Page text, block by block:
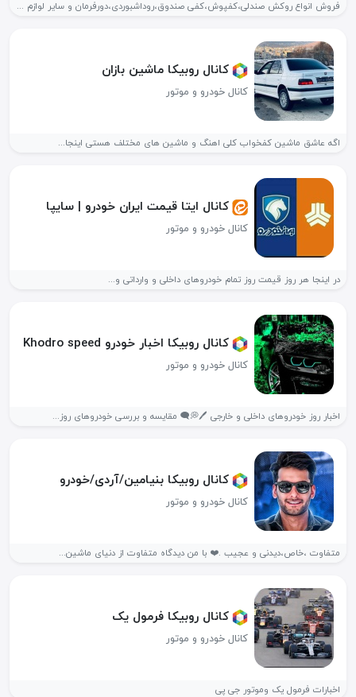
فروش انواع روکش صندلی،کفپوش،کفی صندوق،روداشبوردی،دورفرمان و سایر لوازم ضروری اتومبیل تمامی ملزومات...
کانال روبیکا ماشین بازان
کانال خودرو و موتور
اگه عاشق ماشین کفخواب کلی اهنگ و ماشین های مختلف هستی اینجا...
کانال ایتا قیمت ایران خودرو | سایپا
کانال خودرو و موتور
در اینجا هر روز قیمت روز تمام خودروهای داخلی و وارداتی و...
کانال روبیکا اخبار خودرو Khodro speed
کانال خودرو و موتور
اخبار روز خودروهای داخلی و خارجی 🖊💭🗨 مقایسه و بررسی خودروهای روز...
کانال روبیکا بنیامین/آردی/خودرو
کانال خودرو و موتور
متفاوت ،خاص،دیدنی و عجیب .❤️ با من دیدگاه متفاوت از دنیای ماشین...
کانال روبیکا فرمول یک
کانال خودرو و موتور
اخبارات فرمول یک وموتور جی پی